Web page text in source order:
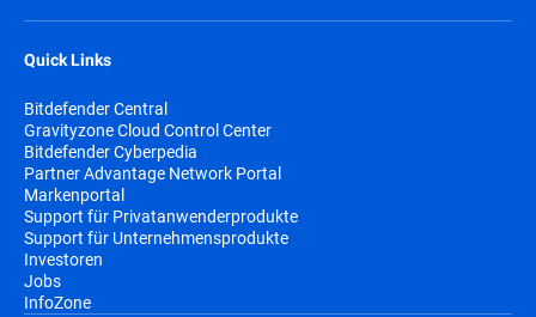
Quick Links
Bitdefender Central
Gravityzone Cloud Control Center
Bitdefender Cyberpedia
Partner Advantage Network Portal
Markenportal
Support für Privatanwenderprodukte
Support für Unternehmensprodukte
Investoren
Jobs
InfoZone